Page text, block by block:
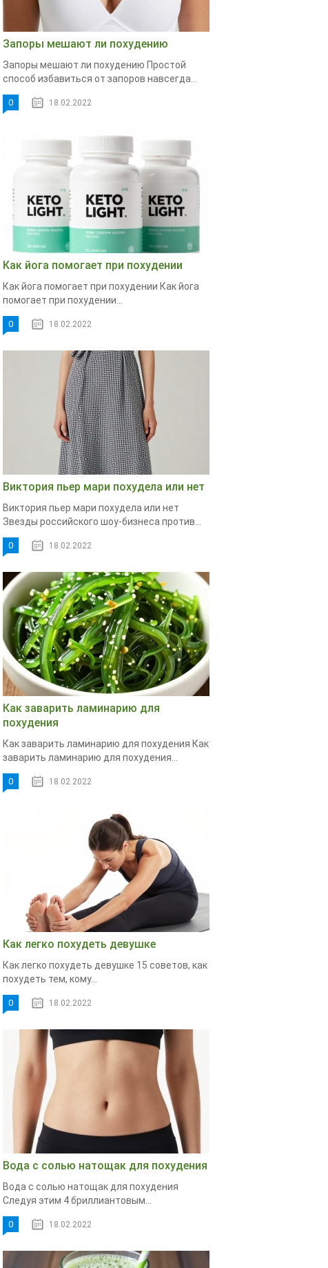
Запоры мешают ли похудению
Запоры мешают ли похудению Простой
способ избавиться от запоров навсегда...
0 18.02.2022
Как йога помогает при похудении
Как йога помогает при похудении Как йога
помогает при похудении...
0 18.02.2022
Виктория пьер мари похудела или нет
Виктория пьер мари похудела или нет
Звезды российского шоу-бизнеса против...
0 18.02.2022
Как заварить ламинарию для
похудения
Как заварить ламинарию для похудения Как
заварить ламинарию для похудения...
0 18.02.2022
Как легко похудеть девушке
Как легко похудеть девушке 15 советов, как
похудеть тем, кому...
0 18.02.2022
Вода с солью натощак для похудения
Вода с солью натощак для похудения
Следуя этим 4 бриллиантовым...
0 18.02.2022